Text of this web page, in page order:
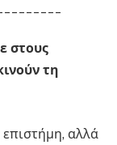
στους
τη
αλλά